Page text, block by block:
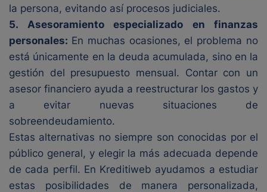
la persona, evitando así procesos judiciales.
5. Asesoramiento especializado en finanzas
personales: En muchas ocasiones, el problema no
está únicamente en la deuda acumulada, sino en la
gestión del presupuesto mensual. Contar con un
asesor financiero ayuda a reestructurar los gastos y
a evitar nuevas situaciones de
sobreendeudamiento.
Estas alternativas no siempre son conocidas por el
público general, y elegir la más adecuada depende
de cada perfil. En Kreditiweb ayudamos a estudiar
estas posibilidades de manera personalizada,